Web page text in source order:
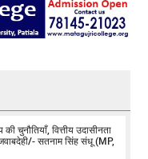
चुनौतियाँ, वित्तीय उदासीनता
जवाबदेही/- सतनाम सिंह संधू (MP,